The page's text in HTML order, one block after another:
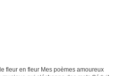
fleur en fleur Mes poèmes amoureux